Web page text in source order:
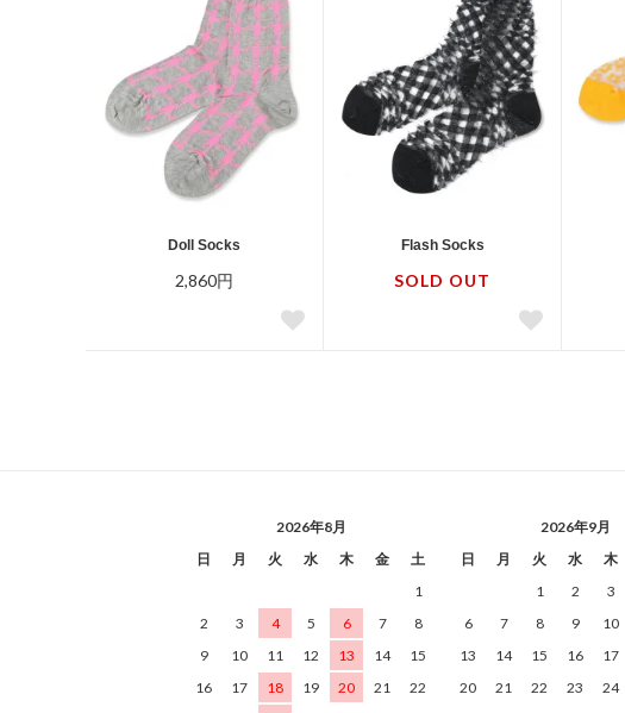
Doll Socks
2,860円
Flash Socks
SOLD OUT
2026年8月
日
月 火 水 木 金
土
1
2
3 4 5 6 7
8
9
10 11 12 13 14
15
16
17 18 19 20 21
22
2026年9月
日
月 火 水 木
1
2 3
6
7 8 9 10
13
14 15 16 17
20
21 22 23 24